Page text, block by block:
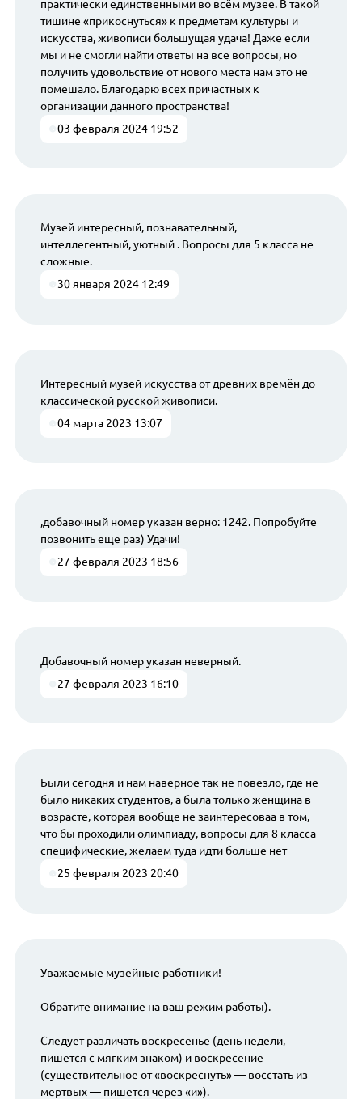
практически единственными во всём музее. В такой
тишине «прикоснуться» к предметам культуры и
искусства, живописи большущая удача! Даже если
мы и не смогли найти ответы на все вопросы, но
получить удовольствие от нового места нам это не
помешало. Благодарю всех причастных к
организации данного пространства!
03 февраля 2024 19:52
Музей интересный, познавательный,
интеллегентный, уютный . Вопросы для 5 класса не
сложные.
30 января 2024 12:49
Интересный музей искусства от древних времён до
классической русской живописи.
04 марта 2023 13:07
,добавочный номер указан верно: 1242. Попробуйте
позвонить еще раз) Удачи!
27 февраля 2023 18:56
Добавочный номер указан неверный.
27 февраля 2023 16:10
Были сегодня и нам наверное так не повезло, где не
было никаких студентов, а была только женщина в
возрасте, которая вообще не заинтересоваа в том,
что бы проходили олимпиаду, вопросы для 8 класса
специфические, желаем туда идти больше нет
25 февраля 2023 20:40
Уважаемые музейные работники!
Обратите внимание на ваш режим работы).
Следует различать воскресенье (день недели,
пишется с мягким знаком) и воскресение
(существительное от «воскреснуть» — восстать из
мертвых — пишется через «и»).